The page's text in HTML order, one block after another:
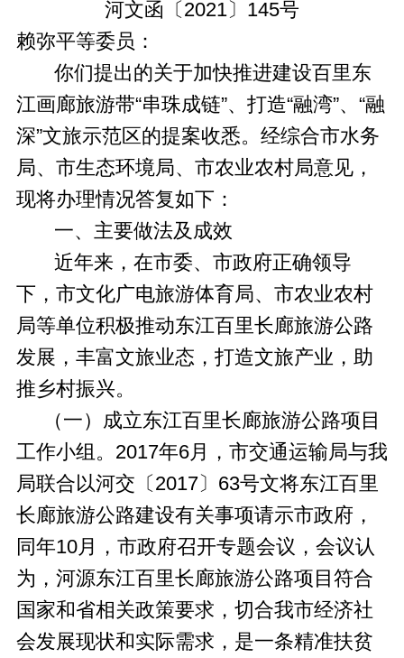
河文函〔2021〕145号
赖弥平等委员：
你们提出的关于加快推进建设百里东
江画廊旅游带“串珠成链”、打造“融湾”、“融
深”文旅示范区的提案收悉。经综合市水务
局、市生态环境局、市农业农村局意见，
现将办理情况答复如下：
一、主要做法及成效
近年来，在市委、市政府正确领导
下，市文化广电旅游体育局、市农业农村
局等单位积极推动东江百里长廊旅游公路
发展，丰富文旅业态，打造文旅产业，助
推乡村振兴。
（一）成立东江百里长廊旅游公路项目
工作小组。2017年6月，市交通运输局与我
局联合以河交〔2017〕63号文将东江百里
长廊旅游公路建设有关事项请示市政府，
同年10月，市政府召开专题会议，会议认
为，河源东江百里长廊旅游公路项目符合
国家和省相关政策要求，切合我市经济社
会发展现状和实际需求，是一条精准扶贫